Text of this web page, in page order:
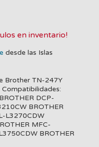
en inventario!
desde las Islas
Brother TN-247Y
DCP-
BROTHER
L3270CDW
MFC-
BROTHER